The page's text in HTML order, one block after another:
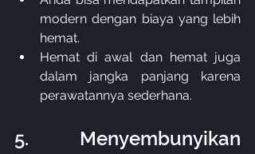
modern dengan biaya yang lebih
hemat.
Hemat di awal dan hemat juga
dalam jangka panjang karena
perawatannya sederhana.
5. Menyembunyikan